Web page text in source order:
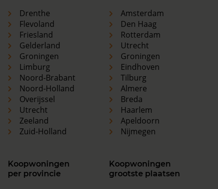
Drenthe
Flevoland
Friesland
Gelderland
Groningen
Limburg
Noord-Brabant
Noord-Holland
Overijssel
Utrecht
Zeeland
Zuid-Holland
Amsterdam
Den Haag
Rotterdam
Utrecht
Groningen
Eindhoven
Tilburg
Almere
Breda
Haarlem
Apeldoorn
Nijmegen
Koopwoningen
per provincie
Koopwoningen
grootste plaatsen